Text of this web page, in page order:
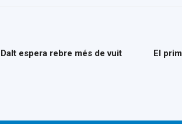
espera rebre més de vuit
El